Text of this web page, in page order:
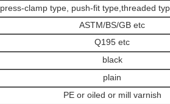
press-clamp type, push-fit type,threaded
ASTM/BS/GB etc
Q195 etc
black
plain
PE or oiled or mill varnish